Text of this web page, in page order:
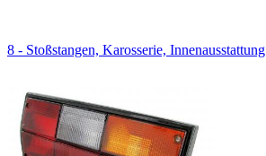
8 - Stoßstangen, Karosserie, Innenausstattung